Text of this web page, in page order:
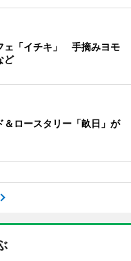
ェ「イチキ」 手摘みヨモ
ど
ロースタリー「畝日」が